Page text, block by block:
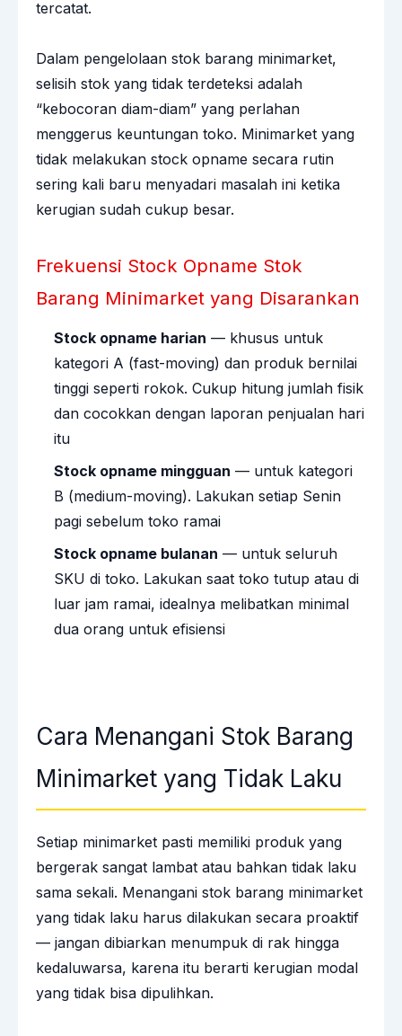
tercatat.
Dalam pengelolaan stok barang minimarket,
selisih stok yang tidak terdeteksi adalah
“kebocoran diam-diam” yang perlahan
menggerus keuntungan toko. Minimarket yang
tidak melakukan stock opname secara rutin
sering kali baru menyadari masalah ini ketika
kerugian sudah cukup besar.
Frekuensi Stock Opname Stok
Barang Minimarket yang Disarankan
Stock opname harian — khusus untuk
kategori A (fast-moving) dan produk bernilai
tinggi seperti rokok. Cukup hitung jumlah fisik
dan cocokkan dengan laporan penjualan hari
itu
Stock opname mingguan — untuk kategori
B (medium-moving). Lakukan setiap Senin
pagi sebelum toko ramai
Stock opname bulanan — untuk seluruh
SKU di toko. Lakukan saat toko tutup atau di
luar jam ramai, idealnya melibatkan minimal
dua orang untuk efisiensi
Cara Menangani Stok Barang
Minimarket yang Tidak Laku
Setiap minimarket pasti memiliki produk yang
bergerak sangat lambat atau bahkan tidak laku
sama sekali. Menangani stok barang minimarket
yang tidak laku harus dilakukan secara proaktif
— jangan dibiarkan menumpuk di rak hingga
kedaluwarsa, karena itu berarti kerugian modal
yang tidak bisa dipulihkan.